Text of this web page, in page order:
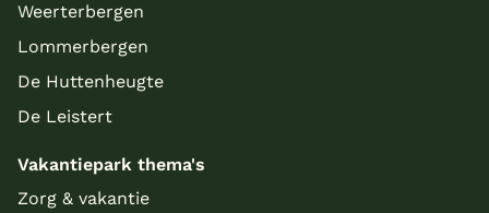
Weerterbergen
Lommerbergen
De Huttenheugte
De Leistert
Vakantiepark thema's
Zorg & vakantie